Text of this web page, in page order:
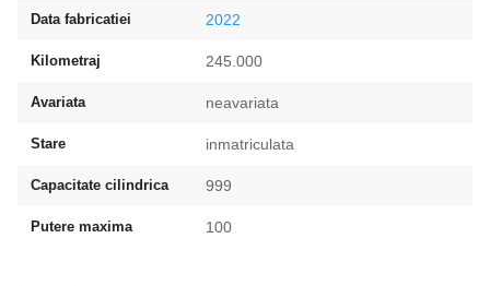
Data fabricatiei 2022
Kilometraj 245.000
Avariata neavariata
Stare inmatriculata
Capacitate cilindrica 999
Putere maxima 100